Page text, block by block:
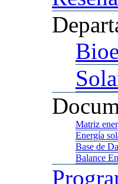
Matriz
Energía
Base de
Balance